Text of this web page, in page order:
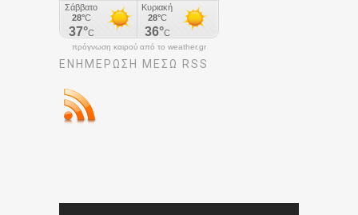
πρόγνωση καιρού από το weather.gr
ΕΝΗΜΈΡΩΣΉ ΜΕΣΩ RSS